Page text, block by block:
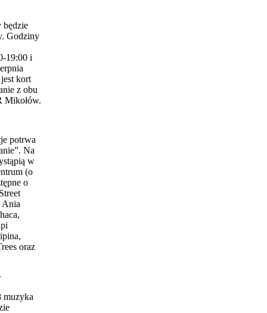
będzie
Godziny
19:00 i
kort
z obu
Mikołów.
potrwa
Na
w
(o
o
Ania
oraz
muzyka